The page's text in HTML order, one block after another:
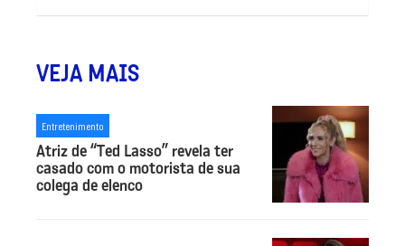
VEJA MAIS
Entretenimento
Atriz de “Ted Lasso” revela ter
casado com o motorista de sua
colega de elenco